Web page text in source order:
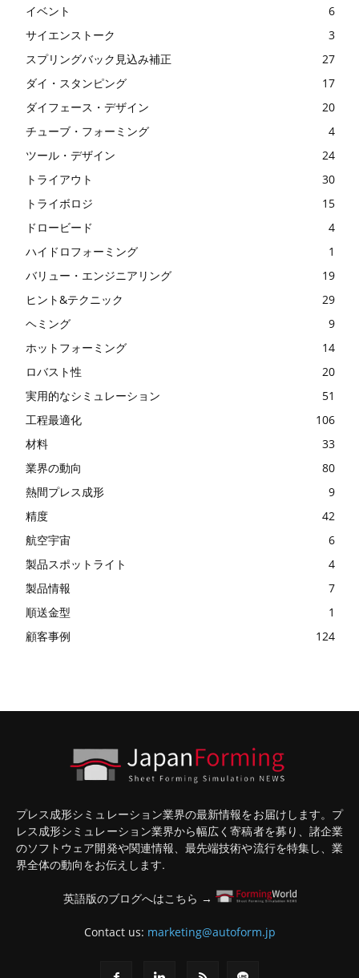
イベント
6
サイエンストーク
3
スプリングバック見込み補正
27
ダイ・スタンピング
17
ダイフェース・デザイン
20
チューブ・フォーミング
4
ツール・デザイン
24
トライアウト
30
トライボロジ
15
ドロービード
4
ハイドロフォーミング
1
バリュー・エンジニアリング
19
ヒント&テクニック
29
ヘミング
9
ホットフォーミング
14
ロバスト性
20
実用的なシミュレーション
51
工程最適化
106
材料
33
業界の動向
80
熱間プレス成形
9
精度
42
航空宇宙
6
製品スポットライト
4
製品情報
7
順送金型
1
顧客事例
124
プレス成形シミュレーション業界の最新情報をお届けします。プ
レス成形シミュレーション業界から幅広く寄稿者を募り、諸企業
のソフトウェア開発や関連情報、最先端技術や流行を特集し、業
界全体の動向をお伝えします.
英語版のブログへはこちら →
Contact us: marketing@autoform.jp